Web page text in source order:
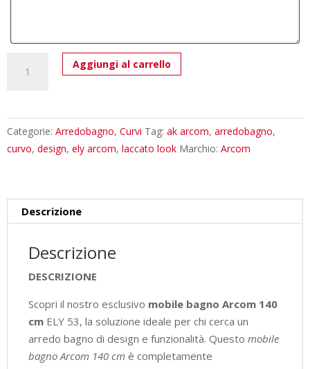
Bagno
53
L
-
Design
Italiano
Aggiungi al carrello
Categorie: Arredobagno, Curvi Tag: ak arcom, arredobagno,
curvo, design, ely arcom, laccato look Marchio: Arcom
Descrizione
Descrizione
DESCRIZIONE
Scopri il nostro esclusivo mobile bagno Arcom 140
cm ELY 53, la soluzione ideale per chi cerca un
arredo bagno di design e funzionalità. Questo mobile
bagno Arcom 140 cm è completamente